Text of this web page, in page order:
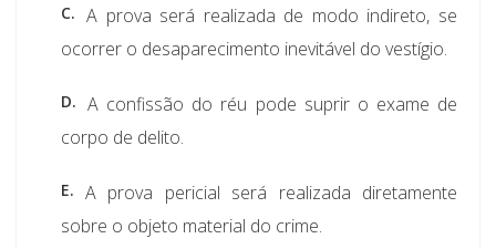
C. A prova será realizada de modo indireto, se
ocorrer o desaparecimento inevitável do vestígio.
D. A confissão do réu pode suprir o exame de
corpo de delito.
E. A prova pericial será realizada diretamente
sobre o objeto material do crime.